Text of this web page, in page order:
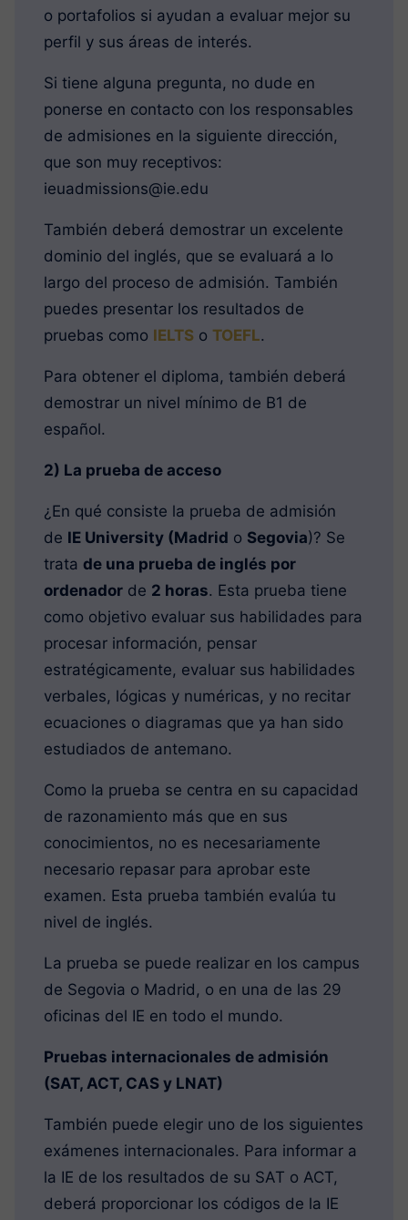
o portafolios si ayudan a evaluar mejor su
perfil y sus áreas de interés.
Si tiene alguna pregunta, no dude en
ponerse en contacto con los responsables
de admisiones en la siguiente dirección,
que son muy receptivos:
ieuadmissions@ie.edu
También deberá demostrar un excelente
dominio del inglés, que se evaluará a lo
largo del proceso de admisión. También
puedes presentar los resultados de
pruebas como IELTS o TOEFL.
Para obtener el diploma, también deberá
demostrar un nivel mínimo de B1 de
español.
2) La prueba de acceso
¿En qué consiste la prueba de admisión
de IE University (Madrid o Segovia)? Se
trata de una prueba de inglés por
ordenador de 2 horas. Esta prueba tiene
como objetivo evaluar sus habilidades para
procesar información, pensar
estratégicamente, evaluar sus habilidades
verbales, lógicas y numéricas, y no recitar
ecuaciones o diagramas que ya han sido
estudiados de antemano.
Como la prueba se centra en su capacidad
de razonamiento más que en sus
conocimientos, no es necesariamente
necesario repasar para aprobar este
examen. Esta prueba también evalúa tu
nivel de inglés.
La prueba se puede realizar en los campus
de Segovia o Madrid, o en una de las 29
oficinas del IE en todo el mundo.
Pruebas internacionales de admisión
(SAT, ACT, CAS y LNAT)
También puede elegir uno de los siguientes
exámenes internacionales. Para informar a
la IE de los resultados de su SAT o ACT,
deberá proporcionar los códigos de la IE